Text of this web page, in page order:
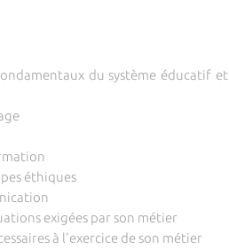
du système éducatif et
éthiques
exigées par son métier
à l'exercice de son métier